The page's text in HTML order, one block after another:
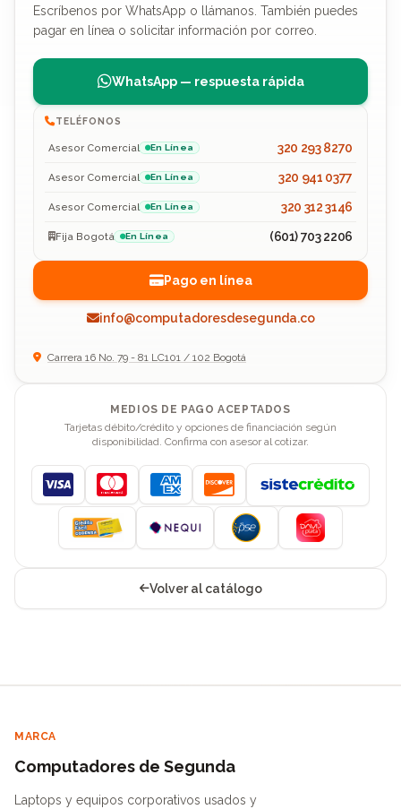
Escríbenos por WhatsApp o llámanos. También puedes
pagar en línea o solicitar información por correo.
WhatsApp — respuesta rápida
TELÉFONOS
Asesor Comercial En Línea 320 293 8270
Asesor Comercial En Línea 320 941 0377
Asesor Comercial En Línea 320 312 3146
Fija Bogotá En Línea (601) 703 2206
Pago en línea
info@computadoresdesegunda.co
Carrera 16 No. 79 - 81 LC101 / 102 Bogotá
MEDIOS DE PAGO ACEPTADOS
Tarjetas débito/crédito y opciones de financiación según
disponibilidad. Confirma con asesor al cotizar.
Visa MastercardAmerican Express
Discover
Volver al catálogo
MARCA
Computadores de Segunda
Laptops y equipos corporativos usados y